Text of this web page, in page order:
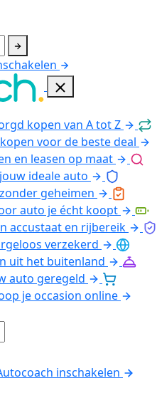
kopen van A tot Z
voor de beste deal
en leasen op maat
ideale auto
geheimen
auto je écht koopt
accustaat en rijbereik
verzekerd
uit het buitenland
auto geregeld
je occasion online
inschakelen